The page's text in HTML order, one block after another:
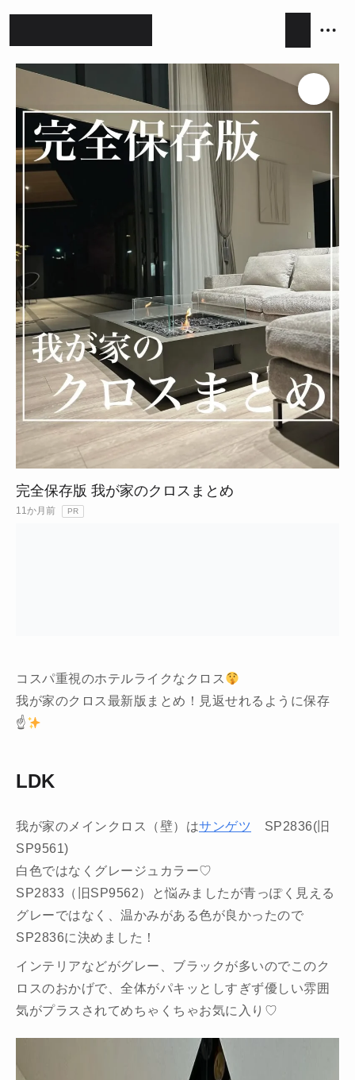
完全保存版 我が家のクロスまとめ
11か月前 PR
コスパ重視のホテルライクなクロス
我が家のクロス最新版まとめ！見返せれるように保存
☝
LDK
我が家のメインクロス（壁）はサンゲツ SP2836(旧
SP9561)
白色ではなくグレージュカラー♡
SP2833（旧SP9562）と悩みましたが青っぽく見える
グレーではなく、温かみがある色が良かったので
SP2836に決めました！
インテリアなどがグレー、ブラックが多いのでこのク
ロスのおかげで、全体がパキッとしすぎず優しい雰囲
気がプラスされてめちゃくちゃお気に入り♡
ホテルライク シンプルモダン
ジャパンディ
リビング ダイニング
積水ハウス
アイ工務店
住友林業
設計事務所
キッチンハウス / kitchenhouse
LIXIL